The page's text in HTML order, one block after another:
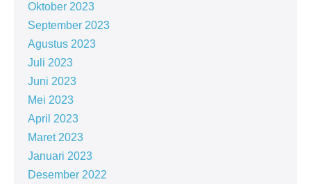
Oktober 2023
September 2023
Agustus 2023
Juli 2023
Juni 2023
Mei 2023
April 2023
Maret 2023
Januari 2023
Desember 2022